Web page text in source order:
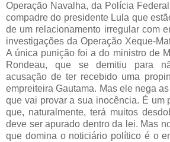
Operação Navalha, da Polícia
compadre do presidente Lula que
de um relacionamento irregular com
investigações da Operação Xeque-
A única punição foi a do ministro de
Rondeau, que se demitiu para
acusação de ter recebido uma
empreiteira Gautama. Mas ele nega
que vai provar a sua inocência. É um
que, naturalmente, terá muitos
deve ser apurado dentro da lei. Mas
que domina o noticiário político é o